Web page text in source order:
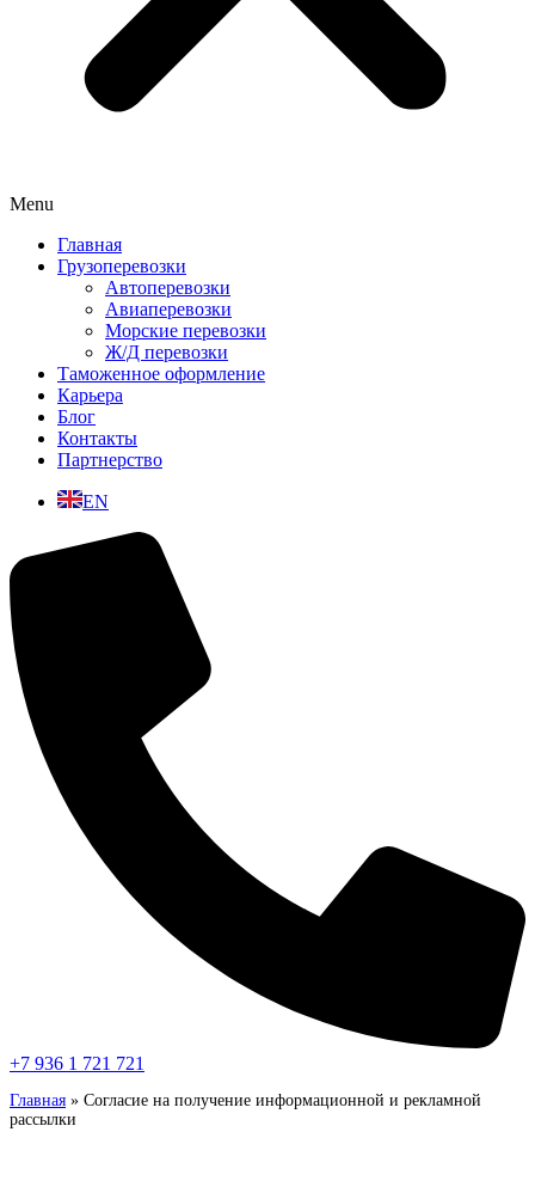
Menu
Главная
Грузоперевозки
Автоперевозки
Авиаперевозки
Морские перевозки
Ж/Д перевозки
Таможенное оформление
Карьера
Блог
Контакты
Партнерство
EN
+7 936 1 721 721
Главная » Согласие на получение информационной и рекламной
рассылки